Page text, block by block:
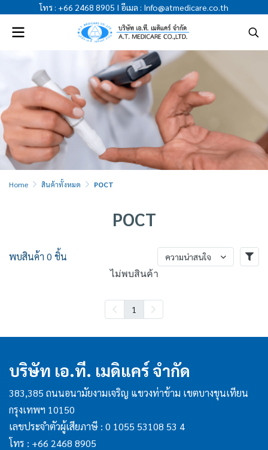
โทร : +66 2468 8905 I อีเมล : Info@atmedicare.co.th
Home สินค้าทั้งหมด POCT
POCT
พบสินค้า 0 ชิ้น ความน่าสนใจ
ไม่พบสินค้า
1
บริษัท เอ.ที. เมดิแคร์ จำกัด
383,385 ถนนอนามัยงามเจริญ แขวงท่าข้าม เขตบางขุนเทียน
กรุงเทพฯ 10150
เลขประจำตัวผู้เสียภาษี : 0 1055 53108 53 4
โทร : +66 2468 8905